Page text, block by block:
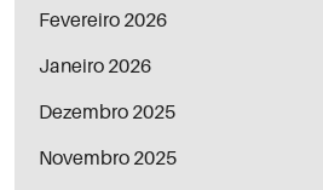
Fevereiro 2026
Janeiro 2026
Dezembro 2025
Novembro 2025